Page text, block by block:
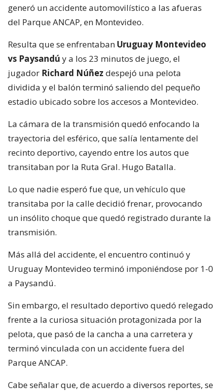
generó un accidente automovilístico a las afueras
del Parque ANCAP, en Montevideo.
Resulta que se enfrentaban Uruguay Montevideo
vs Paysandú y a los 23 minutos de juego, el
jugador Richard Núñez despejó una pelota
dividida y el balón terminó saliendo del pequeño
estadio ubicado sobre los accesos a Montevideo.
La cámara de la transmisión quedó enfocando la
trayectoria del esférico, que salía lentamente del
recinto deportivo, cayendo entre los autos que
transitaban por la Ruta Gral. Hugo Batalla.
Lo que nadie esperó fue que, un vehículo que
transitaba por la calle decidió frenar, provocando
un insólito choque que quedó registrado durante la
transmisión.
Más allá del accidente, el encuentro continuó y
Uruguay Montevideo terminó imponiéndose por 1-0
a Paysandú.
Sin embargo, el resultado deportivo quedó relegado
frente a la curiosa situación protagonizada por la
pelota, que pasó de la cancha a una carretera y
terminó vinculada con un accidente fuera del
Parque ANCAP.
Cabe señalar que, de acuerdo a diversos reportes, se